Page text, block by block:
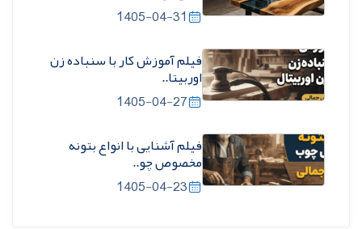
1405-04-31
فیلم آموزش کار با سنباده زن
اوربیتا..
1405-04-27
فیلم آشنایی با انواع بتونه
مخصوص چو..
1405-04-23